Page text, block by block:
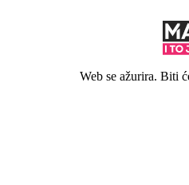
Web se ažurira. Biti